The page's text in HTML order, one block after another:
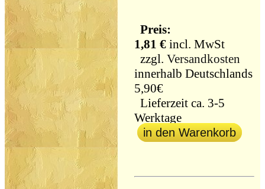
Preis:
1,81 € incl. MwSt
zzgl.Versandkosten
innerhalb Deutschlands
5,90€
Lieferzeit ca. 3-5
Werktage
in den Warenkorb